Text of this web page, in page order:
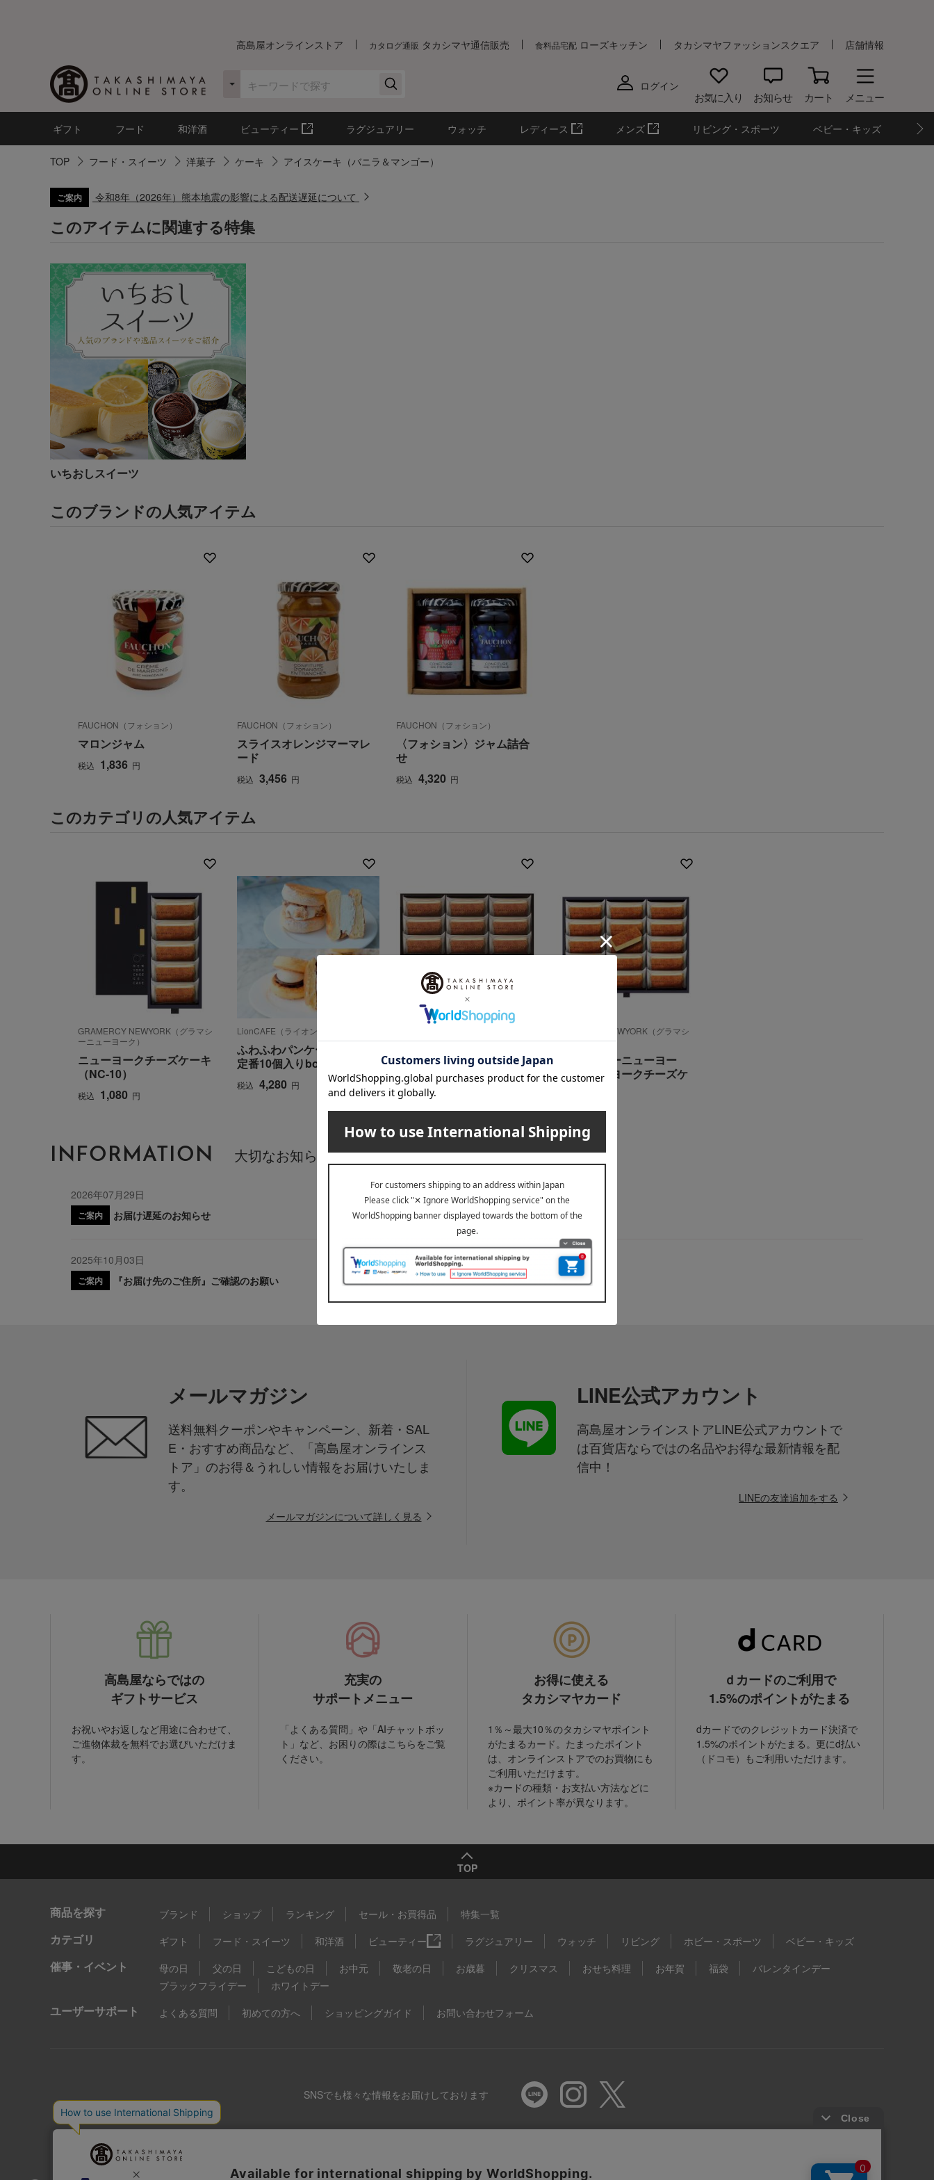
高島屋オンラインストア カタログ通販 タカシマヤ通信販売 食料品宅配 ローズキッチン タカシマヤファッションスクエア 店舗情報
ログイン
お気に入り お知らせ カート メニュー
ギフト フード 和洋酒 ビューティー ラグジュアリー ウォッチ レディース メンズ リビング・スポーツ ベビー・キッズ
TOP フード・スイーツ 洋菓子 ケーキ アイスケーキ（バニラ＆マンゴー）
ご案内 令和8年（2026年）熊本地震の影響による配送遅延について
このアイテムに関連する特集
いちおしスイーツ
このブランドの人気アイテム
FAUCHON（フォション）
マロンジャム
税込 1,836 円
FAUCHON（フォション）
スライスオレンジマーマレ
ード
税込 3,456 円
FAUCHON（フォション）
〈フォション〉ジャム詰合
せ
税込 4,320 円
このカテゴリの人気アイテム
GRAMERCY NEWYORK（グラマシ
ーニューヨーク）
ニューヨークチーズケーキ
（NC-10）
税込 1,080 円
LionCAFE（ライオンカフェ）
ふわふわパンケーキサンド
定番10個入りbox
税込 4,280 円
ーニューヨーク）
〈グラマシーニューヨー
ク〉ニューヨークセレクシ
ョン
税込 3,240 円
GRAMERCY NEWYORK（グラマシ
ーニューヨーク）
〈グラマシーニューヨー
ク〉ニューヨークチーズケ
税込 3,240
INFORMATION 大切なお知らせ
2026年07月29日
ご案内 お届け遅延のお知らせ
2025年10月03日
ご案内 『お届け先のご住所』ご確認のお願い
メールマガジン
送料無料クーポンやキャンペーン、新着・SAL
E・おすすめ商品など、「高島屋オンラインス
トア」のお得＆うれしい情報をお届けいたしま
す。
メールマガジンについて詳しく見る
LINE公式アカウント
高島屋オンラインストアLINE公式アカウントで
は百貨店ならではの名品やお得な最新情報を配
信中！
LINEの友達追加をする
高島屋ならではの
ギフトサービス
お祝いやお返しなど用途に合わせて、
ご進物体裁を無料でお選びいただけま
す。
充実の
サポートメニュー
「よくある質問」や「AIチャットボッ
ト」など、お困りの際はこちらをご覧
ください。
お得に使える
タカシマヤカード
1％～最大10％のタカシマヤポイント
がたまるカード。たまったポイント
は、オンラインストアでのお買物にも
ご利用いただけます。
※カードの種類・お支払い方法などに
より、ポイント率が異なります。
ｄカードのご利用で
1.5%のポイントがたまる
dカードでのクレジットカード決済で
1.5%のポイントがたまる。更にd払い
（ドコモ）もご利用いただけます。
TOP
商品を探す ブランド ショップ ランキング セール・お買得品 特集一覧
カテゴリ ギフト フード・スイーツ 和洋酒 ビューティー ラグジュアリー ウォッチ リビング ホビー・スポーツ ベビー・キッズ
催事・イベント 母の日 父の日 こどもの日 お中元 敬老の日 お歳暮 クリスマス おせち料理 お年賀 福袋
バレンタインデー
ブラックフライデー
ホワイトデー
ユーザーサポート よくある質問 初めての方へ ショッピングガイド お問い合わせフォーム
SNSでも様々な情報をお届けしております